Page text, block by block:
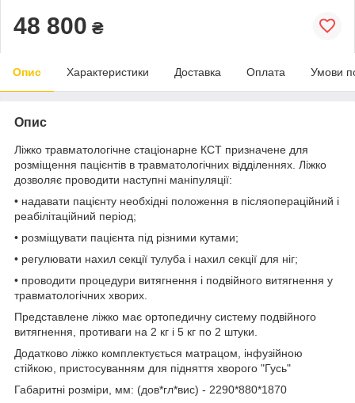
48 800 ₴
Опис Характеристики Доставка Оплата Умови
Опис
Ліжко травматологічне стаціонарне КСТ призначене для
розміщення пацієнтів в травматологічних відділеннях. Ліжко
дозволяє проводити наступні маніпуляції:
• надавати пацієнту необхідні положення в післяопераційний і
реабілітаційний період;
• розміщувати пацієнта під різними кутами;
• регулювати нахил секції тулуба і нахил секції для ніг;
• проводити процедури витягнення і подвійного витягнення у
травматологічних хворих.
Представлене ліжко має ортопедичну систему подвійного
витягнення, противаги на 2 кг і 5 кг по 2 штуки.
Додатково ліжко комплектується матрацом, інфузійною
стійкою, пристосуванням для підняття хворого "Гусь"
Габаритні розміри, мм: (дов*гл*вис) - 2290*880*1870